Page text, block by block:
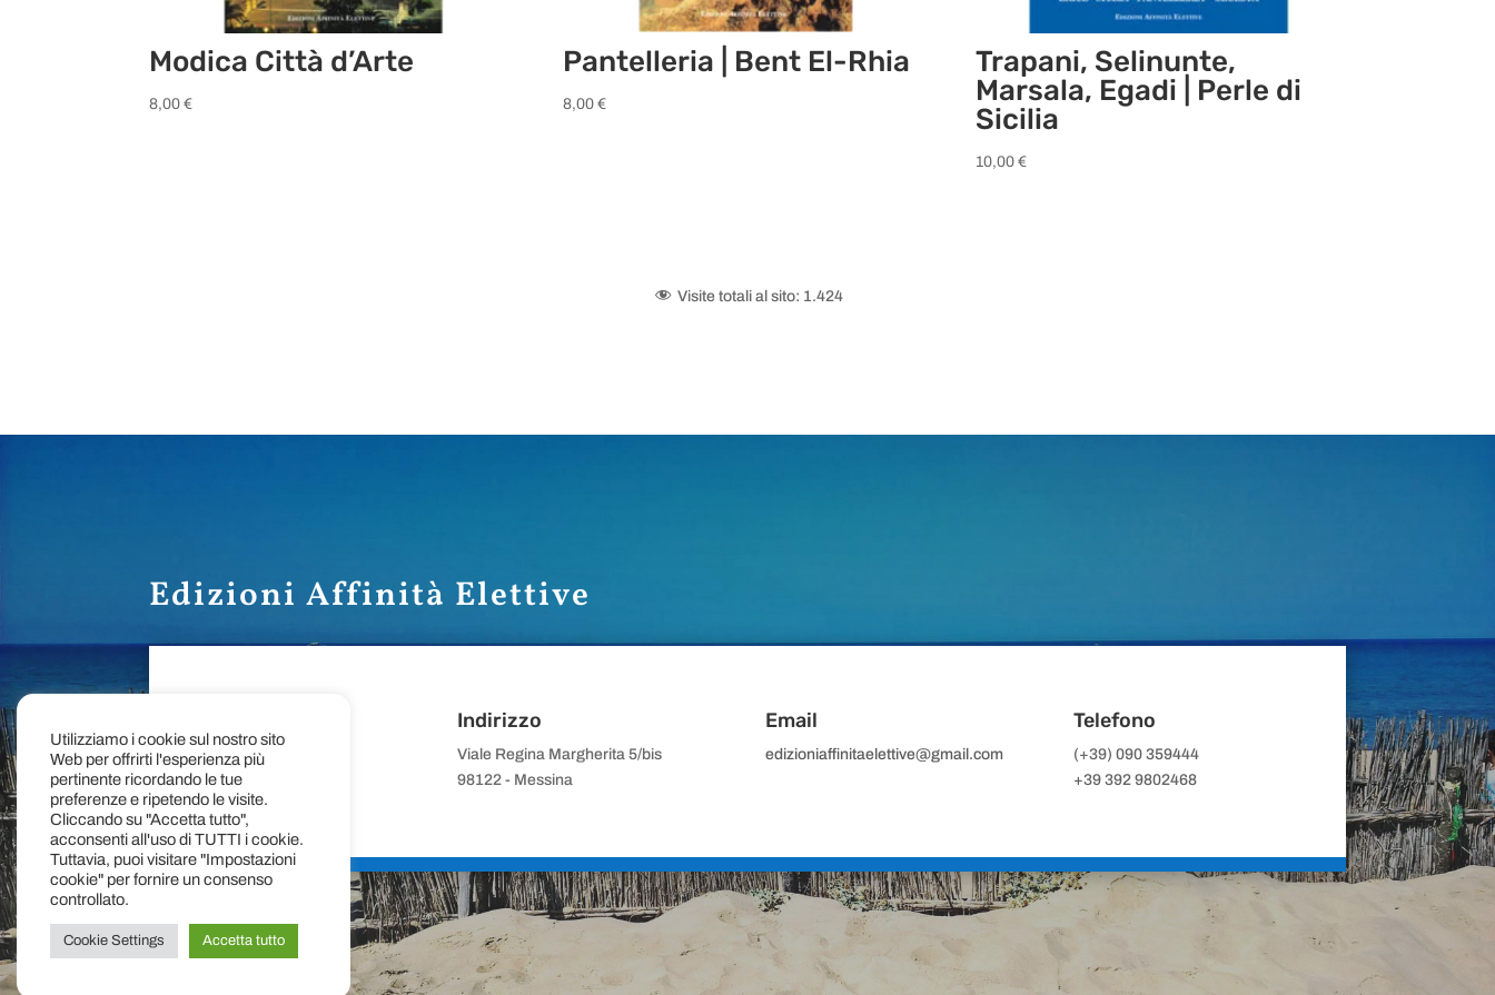
Modica Città d’Arte
8,00€
Pantelleria | Bent El-Rhia
8,00 €
Trapani, Selinunte,
Marsala, Egadi | Perle di
Sicilia
10,00€
Visite totali al sito: 1.424
Edizioni Affinità Elettive
Indirizzo
Viale Regina Margherita 5/bis
98122 - Messina
Email
edizioniaffinitaelettive@gmail.com
Telefono
(+39) 090 359444
+39 392 9802468
Utilizziamo i cookie sul nostro sito
Web per offrirti l'esperienza più
pertinente ricordando le tue
preferenze e ripetendo le visite.
Cliccando su "Accetta tutto",
acconsenti all'uso di TUTTI i cookie.
Tuttavia, puoi visitare "Impostazioni
cookie" per fornire un consenso
controllato.
Cookie Settings Accetta tutto